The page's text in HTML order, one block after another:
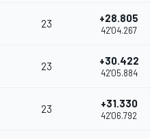
23 +28.805
42'04.267
23 +30.422
42'05.884
23 +31.330
42'06.792